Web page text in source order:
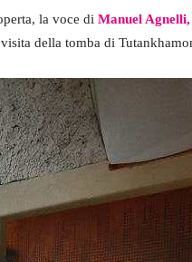
la voce di Manuel Agnelli,
della tomba di